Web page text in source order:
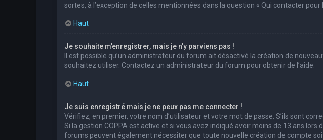
sortes, à l’exception de celles mentionnées dans la question « Qui contacter
Haut
Je souhaite m’enregistrer, mais je n’y parviens pas !
Il est possible qu’un administrateur du forum ait désactivé la création de
souhaitez utiliser. Contactez un administrateur du forum pour obtenir de l’aide.
Haut
Je suis enregistré mais je ne peux pas me connecter !
Vérifiez, en premier, votre nom d’utilisateur et votre mot de passe. S’ils sont
Si la gestion COPPA est active et si vous avez indiqué avoir moins de 13 ans
forums peuvent également nécessiter que toute nouvelle création de compte